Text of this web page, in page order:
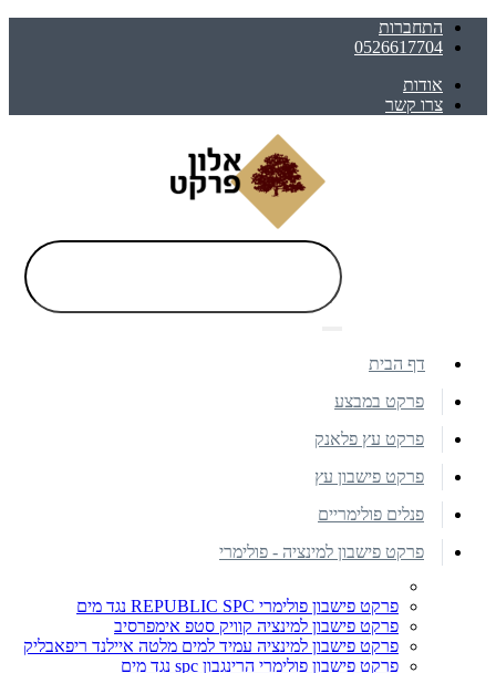
התחברות
0526617704
אודות
צרו קשר
דף הבית
פרקט במבצע
פרקט עץ פלאנק
פרקט פישבון עץ
פנלים פולימריים
פרקט פישבון למינציה - פולימרי
פרקט פישבון פולימרי REPUBLIC SPC נגד מים
פרקט פישבון למינציה קוויק סטפ אימפרסיב
פרקט פישבון למינציה עמיד למים מלטה איילנד ריפאבליק
פרקט פישבון פולימרי הרינגבון spc נגד מים